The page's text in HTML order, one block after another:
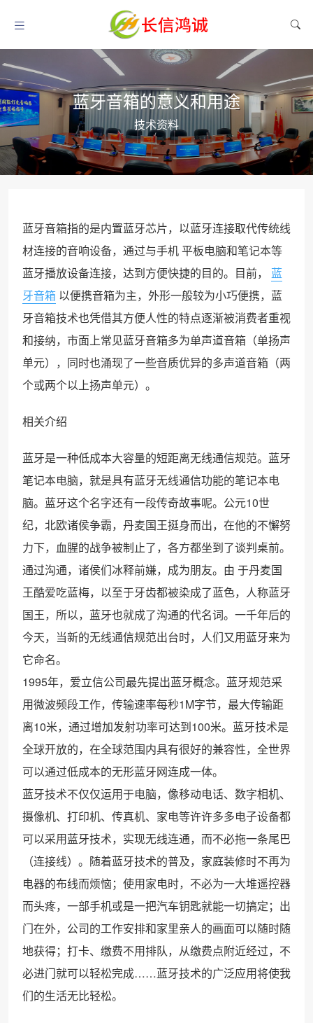
蓝牙音箱的意义和用途
技术资料
蓝牙音箱指的是内置蓝牙芯片，以蓝牙连接取代传统线
材连接的音响设备，通过与手机 平板电脑和笔记本等
蓝牙播放设备连接，达到方便快捷的目的。目前，
蓝
牙音箱 以便携音箱为主，外形一般较为小巧便携，蓝
牙音箱技术也凭借其方便人性的特点逐渐被消费者重视
和接纳，市面上常见蓝牙音箱多为单声道音箱（单扬声
单元），同时也涌现了一些音质优异的多声道音箱（两
个或两个以上扬声单元）。
相关介绍
蓝牙是一种低成本大容量的短距离无线通信规范。蓝牙
笔记本电脑，就是具有蓝牙无线通信功能的笔记本电
脑。蓝牙这个名字还有一段传奇故事呢。公元10世
纪，北欧诸侯争霸，丹麦国王挺身而出，在他的不懈努
力下，血腥的战争被制止了，各方都坐到了谈判桌前。
通过沟通，诸侯们冰释前嫌，成为朋友。由 于丹麦国
王酷爱吃蓝梅，以至于牙齿都被染成了蓝色，人称蓝牙
国王，所以，蓝牙也就成了沟通的代名词。一千年后的
今天，当新的无线通信规范出台时，人们又用蓝牙来为
它命名。
1995年，爱立信公司最先提出蓝牙概念。蓝牙规范采
用微波频段工作，传输速率每秒1M字节，最大传输距
离10米，通过增加发射功率可达到100米。蓝牙技术是
全球开放的，在全球范围内具有很好的兼容性，全世界
可以通过低成本的无形蓝牙网连成一体。
蓝牙技术不仅仅运用于电脑，像移动电话、数字相机、
摄像机、打印机、传真机、家电等许许多多电子设备都
可以采用蓝牙技术，实现无线连通，而不必拖一条尾巴
（连接线）。随着蓝牙技术的普及，家庭装修时不再为
电器的布线而烦恼；使用家电时，不必为一大堆遥控器
而头疼，一部手机或是一把汽车钥匙就能一切搞定；出
门在外，公司的工作安排和家里亲人的画面可以随时随
地获得；打卡、缴费不用排队，从缴费点附近经过，不
必进门就可以轻松完成……蓝牙技术的广泛应用将使我
们的生活无比轻松。